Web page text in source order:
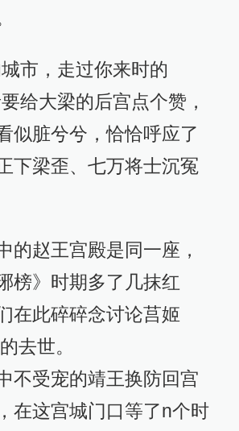
市，走过你来时的
给大梁的后宫点个赞，
似脏兮兮，恰恰呼应了
下梁歪、七万将士沉冤
的赵王宫殿是同一座，
榜》时期多了几抹红
在此碎碎念讨论莒姬
去世。
不受宠的靖王换防回宫
在这宫城门口等了n个时